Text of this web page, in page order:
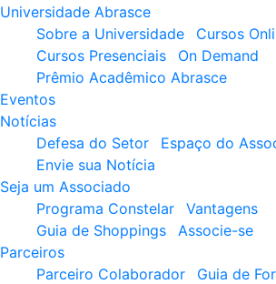
Universidade Abrasce
Sobre a Universidade
Cursos
Cursos Presenciais
On Demand
Prêmio Acadêmico Abrasce
Eventos
Notícias
Defesa do Setor
Espaço do
Envie sua Notícia
Seja um Associado
Programa Constelar
Vantagens
Guia de Shoppings
Associe-se
Parceiros
Parceiro Colaborador
Guia de